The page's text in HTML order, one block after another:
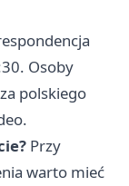
Osoby
polskiego
Przy
warto mieć